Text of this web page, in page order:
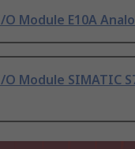
O Module E10A
O Module SIMATIC